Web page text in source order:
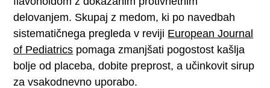
delovanjem. Skupaj z medom, ki po navedbah
sistematičnega pregleda v reviji European Journal
of Pediatrics pomaga zmanjšati pogostost kašlja
bolje od placeba, dobite preprost, a učinkovit sirup
za vsakodnevno uporabo.